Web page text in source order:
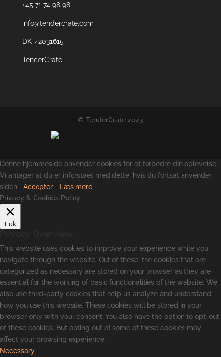
+45 71 74 98 98
info@tendercrate.com
DK-42031615
TenderCrate
© TenderCrate 2023
Denne hjemmeside anvender cookies for at forbedre din oplevelse.
Vi antager at du er inforstået med dette, hvis du fortsat anvender
siden.
Accepter
Læs mere
Privacy & Cookies Policy
Luk
This website uses cookies to improve your experience while you
navigate through the website. Out of these, the cookies that are
categorized as necessary are stored on your browser as they are
essential for the working of basic functionalities of the website. We
also use third-party cookies that help us analyze and understand
how you use this website. These cookies will be stored in your
browser only with your consent. You also have the option to opt-out
of these cookies. But opting out of some of these cookies may
affect your browsing experience.
Necessary